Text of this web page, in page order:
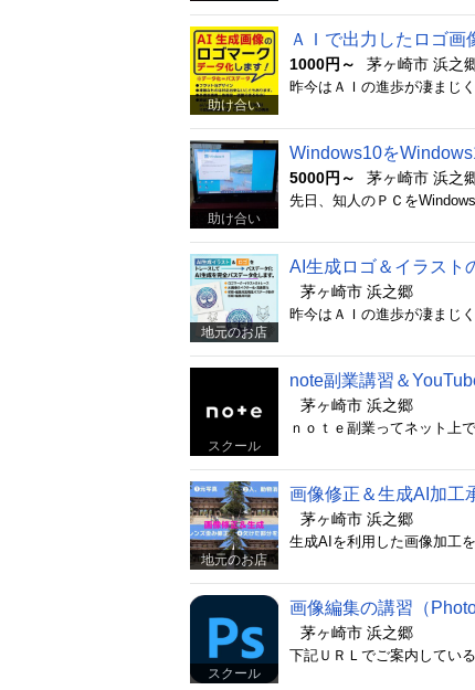
助け合い
ＡＩで出力したロゴ画
1000円～ 茅ヶ崎市 浜之
助け合い
Windows10を
5000円～ 茅ヶ崎市 浜之
地元のお店
AI生成ロゴ＆イラスト
茅ヶ崎市 浜之郷
スクール
note副業講習＆
茅ヶ崎市 浜之郷
地元のお店
画像修正＆生成AI加工
茅ヶ崎市 浜之郷
スクール
画像編集の講習（
茅ヶ崎市 浜之郷